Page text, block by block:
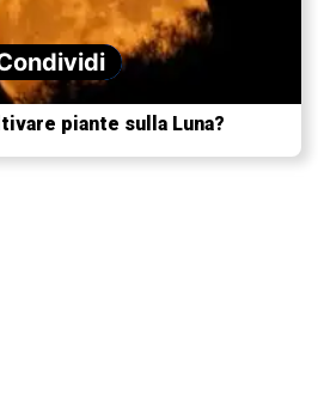
piante sulla Luna?